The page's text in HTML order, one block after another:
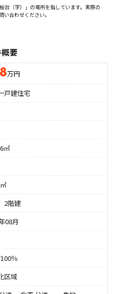
（字）」の場所を指しています。実際の
合わせください。
要
万円
戸建住宅
㎡
階建
08月
％
区域